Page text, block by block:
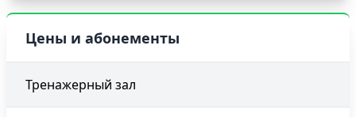
Цены и абонементы
Тренажерный зал